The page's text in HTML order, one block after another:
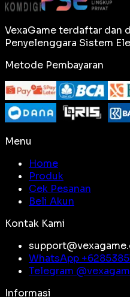
VexaGame terdaftar dan
Penyelenggara Sistem
Metode Pembayaran
Menu
Home
Produk
Cek Pesanan
Beli Akun
Kontak Kami
WhatsApp +
Telegram @
Informasi